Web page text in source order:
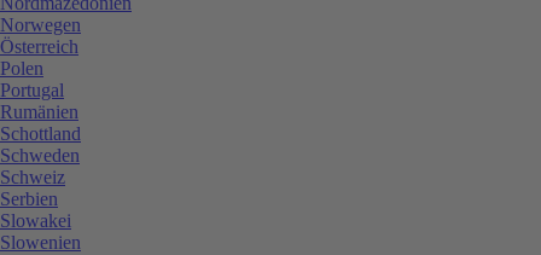
Norwegen
Österreich
Polen
Portugal
Rumänien
Schottland
Schweden
Schweiz
Serbien
Slowakei
Slowenien